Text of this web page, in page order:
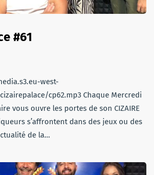
#61
west-
cp62.mp3 Chaque Mercredi
vous ouvre les portes de son CIZAIRE
s’affrontent dans des jeux ou des
de la…